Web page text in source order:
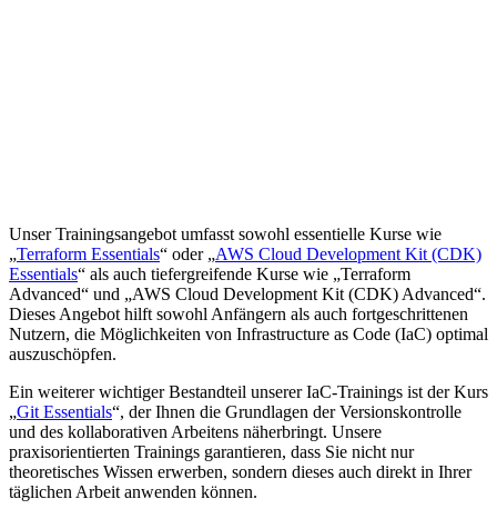
Unser Trainingsangebot umfasst sowohl essentielle Kurse wie
„Terraform Essentials“ oder „AWS Cloud Development Kit (CDK)
Essentials“ als auch tiefergreifende Kurse wie „Terraform
Advanced“ und „AWS Cloud Development Kit (CDK) Advanced“.
Dieses Angebot hilft sowohl Anfängern als auch fortgeschrittenen
Nutzern, die Möglichkeiten von Infrastructure as Code (IaC) optimal
auszuschöpfen.
Ein weiterer wichtiger Bestandteil unserer IaC-Trainings ist der Kurs
„Git Essentials“, der Ihnen die Grundlagen der Versionskontrolle
und des kollaborativen Arbeitens näherbringt. Unsere
praxisorientierten Trainings garantieren, dass Sie nicht nur
theoretisches Wissen erwerben, sondern dieses auch direkt in Ihrer
täglichen Arbeit anwenden können.